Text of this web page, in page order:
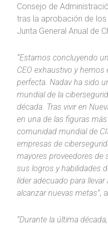
Consejo de
tras la aprobación de
Junta General Anual de
“Estamos concluyendo
CEO exhaustivo y
perfecta. Nadav ha sido
mundial de la
década. Tras vivir en
en una de las figuras
comunidad mundial de
empresas de
mayores proveedores
sus logros y habilidades
líder adecuado para
alcanzar nuevas metas”,
“Durante la última